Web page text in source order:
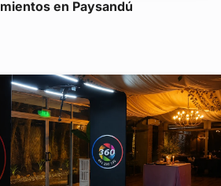
en Paysandú
fotos y videos como recuerdo del
en sus redes sociales.